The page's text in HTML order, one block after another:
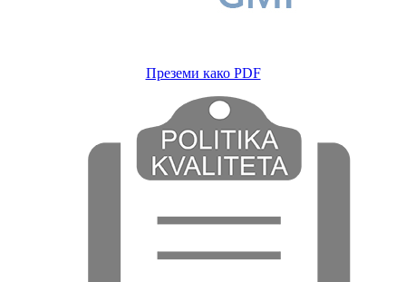
Преземи како PDF